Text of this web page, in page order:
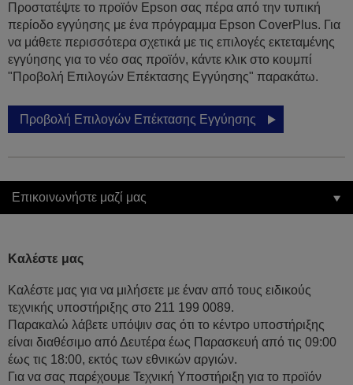
Προστατέψτε το προϊόν Epson σας πέρα από την τυπική
περίοδο εγγύησης με ένα πρόγραμμα Epson CoverPlus. Για
να μάθετε περισσότερα σχετικά με τις επιλογές εκτεταμένης
εγγύησης για το νέο σας προϊόν, κάντε κλικ στο κουμπί
"Προβολή Επιλογών Επέκτασης Εγγύησης" παρακάτω.
Προβολή Επιλογών Επέκτασης Εγγύησης
Επικοινωνήστε μαζί μας
Καλέστε μας
Καλέστε μας για να μιλήσετε με έναν από τους ειδικούς
τεχνικής υποστήριξης στο 211 199 0089.
Παρακαλώ λάβετε υπόψιν σας ότι το κέντρο υποστήριξης
είναι διαθέσιμο από Δευτέρα έως Παρασκευή από τις 09:00
έως τις 18:00, εκτός των εθνικών αργιών.
Για να σας παρέχουμε Τεχνική Υποστήριξη για το προϊόν